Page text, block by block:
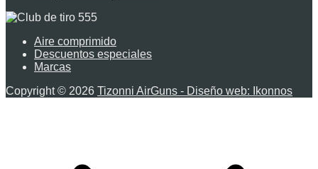
Aire comprimido
Descuentos especiales
Marcas
Copyright © 2026 Tizonni AirGuns - Diseño web: Ikonnos